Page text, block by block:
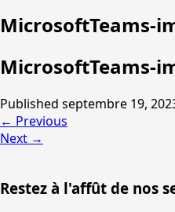
MicrosoftTeams-
MicrosoftTeams-
Published septembre 19,
← Previous
Next →
Restez à l'affût de nos